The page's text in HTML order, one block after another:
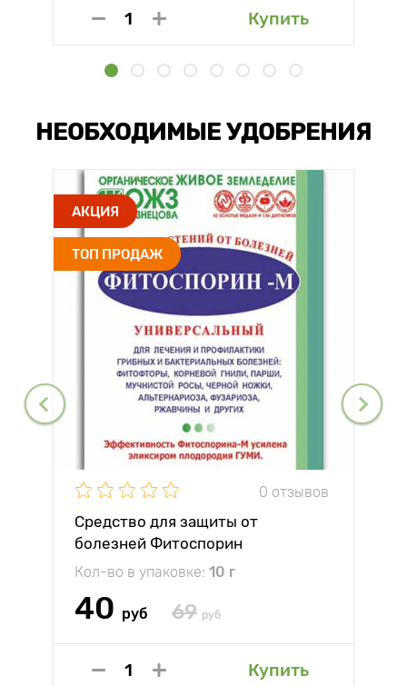
Купить
НЕОБХОДИМЫЕ УДОБРЕНИЯ
АКЦИЯ
ТОП ПРОДАЖ
0 отзывов
Средство для защиты от
болезней Фитоспорин
Кол-во в упаковке: 10 г
40 руб 69 руб
Купить